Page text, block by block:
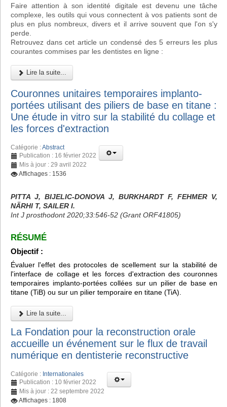
Faire attention à son identité digitale est devenu une tâche
complexe, les outils qui vous connectent à vos patients sont de
plus en plus nombreux, divers et il arrive souvent que l'on s'y
perde.
Retrouvez dans cet article un condensé des 5 erreurs les plus
courantes commises par les dentistes en ligne :
Lire la suite...
Couronnes unitaires temporaires implanto-
portées utilisant des piliers de base en titane :
Une étude in vitro sur la stabilité du collage et
les forces d'extraction
Catégorie :Abstract
Publication : 16 février 2022
Mis à jour : 29 avril 2022
Affichages : 1536
PITTA J, BIJELIC-DONOVA J, BURKHARDT F, FEHMER V,
NÄRHI T, SAILER I.
Int J prosthodont 2020;33:546-52 (Grant ORF41805)
RÉSUMÉ
Objectif :
Évaluer l'effet des protocoles de scellement sur la stabilité de
l'interface de collage et les forces d'extraction des couronnes
temporaires implanto-portées collées sur un pilier de base en
titane (TiB) ou sur un pilier temporaire en titane (TiA).
Lire la suite...
La Fondation pour la reconstruction orale
accueille un événement sur le flux de travail
numérique en dentisterie reconstructive
Catégorie : Internationales
Publication : 10 février 2022
Mis à jour : 22 septembre 2022
Affichages : 1808